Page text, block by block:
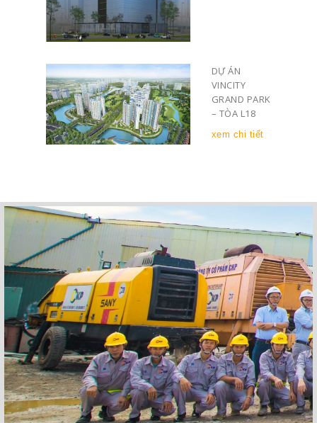
DỰ ÁN
VINCITY
GRAND PARK
– TÒA L18
xem chi tiết